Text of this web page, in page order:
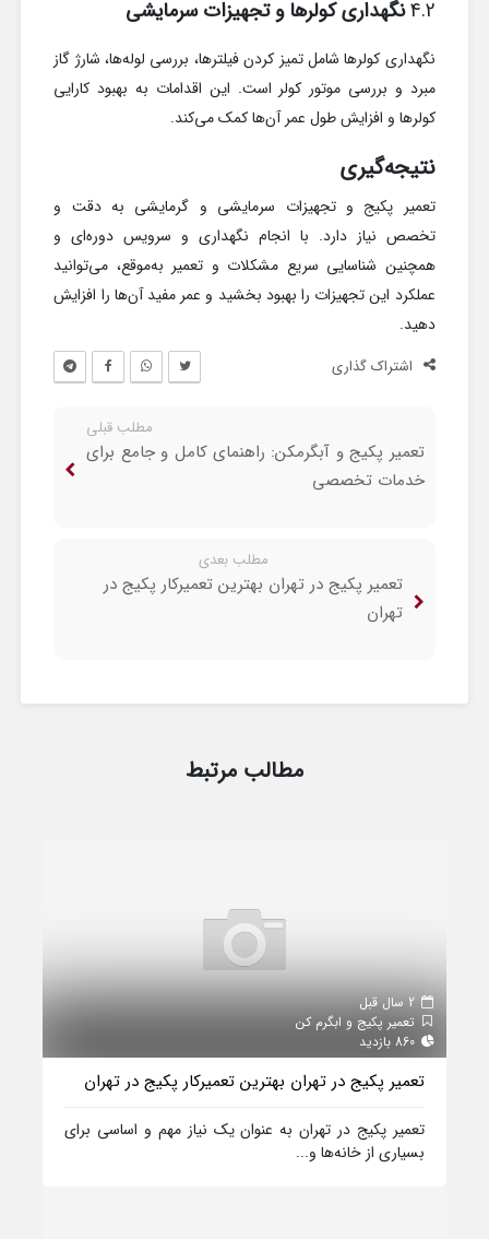
4.2نگهداری کولرها و تجهیزات سرمایشی
نگهداری کولرها شامل تمیز کردن فیلترها، بررسی لوله‌ها، شارژ گاز
مبرد و بررسی موتور کولر است. این اقدامات به بهبود کارایی
کولرها و افزایش طول عمر آن‌ها کمک می‌کند.
نتیجه‌گیری
تعمیر پکیج و تجهیزات سرمایشی و گرمایشی به دقت و
تخصص نیاز دارد. با انجام نگهداری و سرویس دوره‌ای و
همچنین شناسایی سریع مشکلات و تعمیر به‌موقع، می‌توانید
عملکرد این تجهیزات را بهبود بخشید و عمر مفید آن‌ها را افزایش
دهید.
اشتراک گذاری
مطلب قبلی
تعمیر پکیج و آبگرمکن: راهنمای کامل و جامع برای
خدمات تخصصی
مطلب بعدی
تعمیر پکیج در تهران بهترین تعمیرکار پکیج در
تهران
مطالب مرتبط
تعمیر پکیج و ابگرم کن
تعمیر پکیج در تهران بهترین تعمیرکار پکیج در تهران
تعمیر پکیج در تهران به عنوان یک نیاز مهم و اساسی برای
بسیاری از خانه‌ها و...